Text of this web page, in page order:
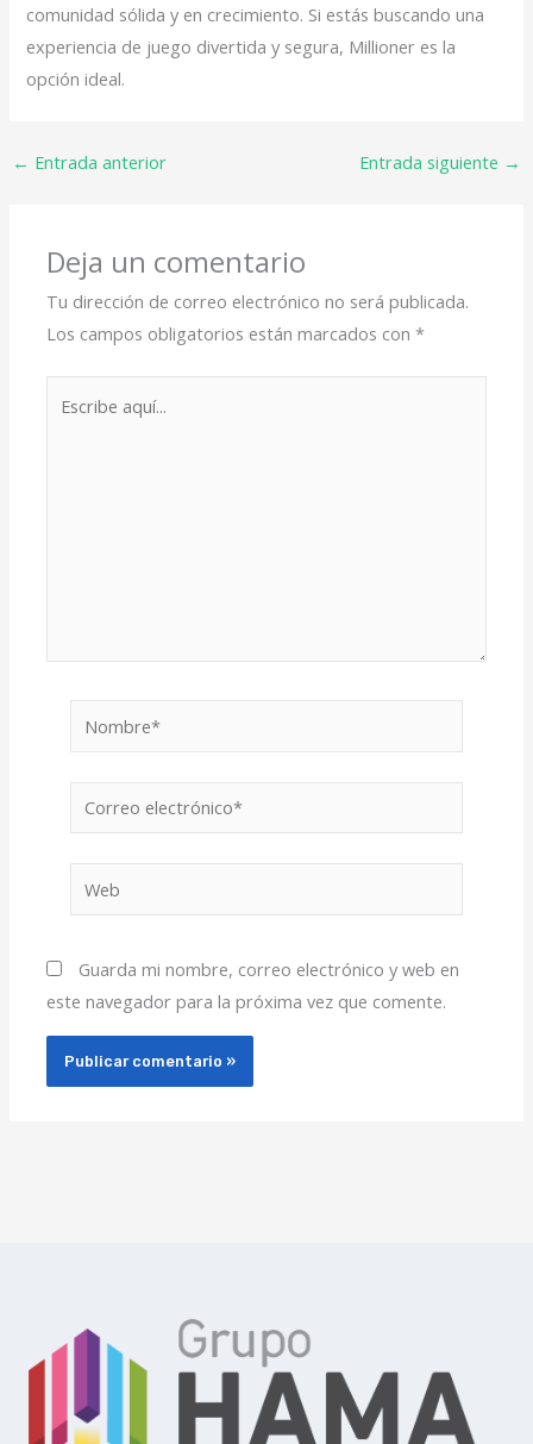
comunidad sólida y en crecimiento. Si estás buscando una
experiencia de juego divertida y segura, Millioner es la
opción ideal.
← Entrada anterior Entrada siguiente →
Deja un comentario
Tu dirección de correo electrónico no será publicada.
Los campos obligatorios están marcados con*
Nombre*
electrónico*
Guarda mi nombre, correo electrónico y web en
este navegador para la próxima vez que comente.